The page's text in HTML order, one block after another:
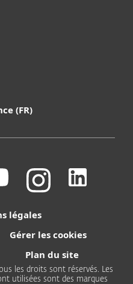
(FR)
légales
Gérer les cookies
Plan du site
les droits sont réservés. Les
utilisées sont des marques